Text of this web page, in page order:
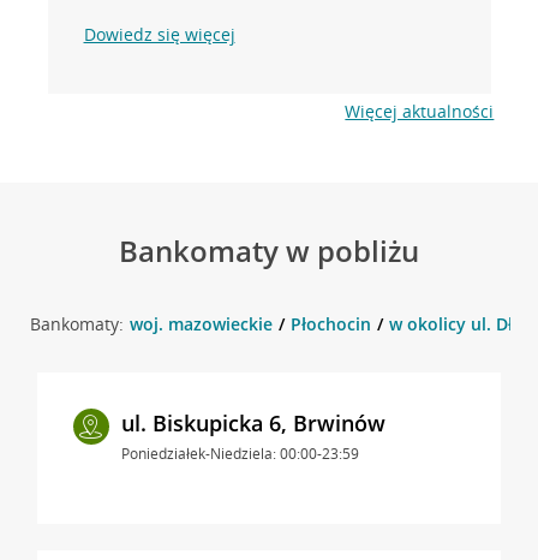
Dowiedz się więcej
Więcej aktualności
Bankomaty w pobliżu
Bankomaty: woj. mazowieckie Płochocin w okolicy ul.
ul. Biskupicka 6, Brwinów
Poniedziałek-Niedziela: 00:00-23:59